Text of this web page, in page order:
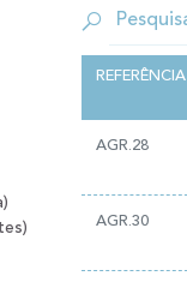
REFERÊNCIA
AGR.28
AGR.30